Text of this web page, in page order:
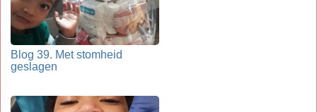
Blog 39. Met stomheid
geslagen